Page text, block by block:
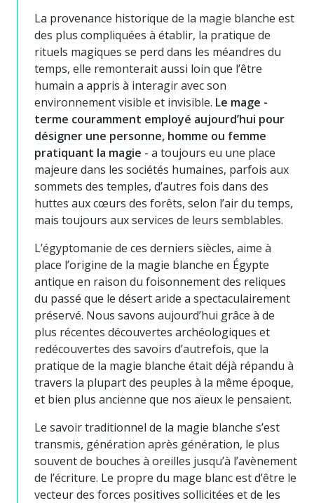
La provenance historique de la magie blanche est
des plus compliquées à établir, la pratique de
rituels magiques se perd dans les méandres du
temps, elle remonterait aussi loin que l’être
humain a appris à interagir avec son
environnement visible et invisible. Le mage -
terme couramment employé aujourd’hui pour
désigner une personne, homme ou femme
pratiquant la magie - a toujours eu une place
majeure dans les sociétés humaines, parfois aux
sommets des temples, d’autres fois dans des
huttes aux cœurs des forêts, selon l’air du temps,
mais toujours aux services de leurs semblables.
L’égyptomanie de ces derniers siècles, aime à
place l’origine de la magie blanche en Égypte
antique en raison du foisonnement des reliques
du passé que le désert aride a spectaculairement
préservé. Nous savons aujourd’hui grâce à de
plus récentes découvertes archéologiques et
redécouvertes des savoirs d’autrefois, que la
pratique de la magie blanche était déjà répandu à
travers la plupart des peuples à la même époque,
et bien plus ancienne que nos aïeux le pensaient.
Le savoir traditionnel de la magie blanche s’est
transmis, génération après génération, le plus
souvent de bouches à oreilles jusqu’à l’avènement
de l’écriture. Le propre du mage blanc est d’être le
vecteur des forces positives sollicitées et de les